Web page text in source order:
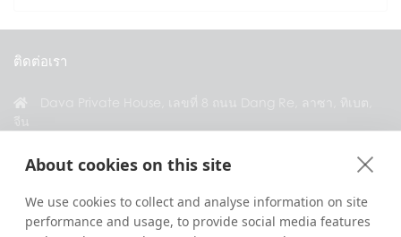
About cookies on this site
We use cookies to collect and analyse information on site
performance and usage, to provide social media features
ติดต่อเรา
จีน
เชื่อมต่อกับเรา